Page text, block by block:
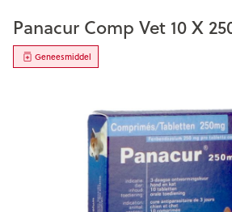
Panacur Comp Vet 10 X
Geneesmiddel